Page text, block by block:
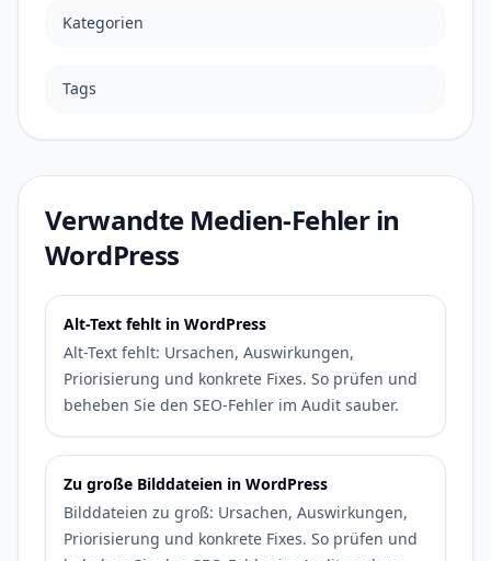
Kategorien
Tags
Verwandte Medien-Fehler in
WordPress
Alt-Text fehlt in WordPress
Alt-Text fehlt: Ursachen, Auswirkungen,
Priorisierung und konkrete Fixes. So prüfen und
beheben Sie den SEO-Fehler im Audit sauber.
Zu große Bilddateien in WordPress
Bilddateien zu groß: Ursachen, Auswirkungen,
Priorisierung und konkrete Fixes. So prüfen und